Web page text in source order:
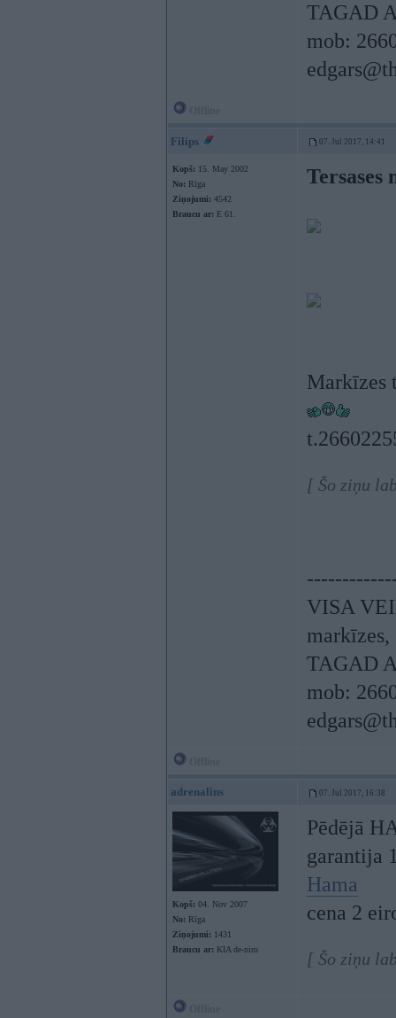
TAGAD
mob:
Filips 07. Jul 2017, 14:41
Kopš: 15. May 2002
No: Rīga
Ziņojumi: 4542
Braucu ar: E 61.
Tersases
Markīzes
[ Šo ziņu
VISA
TAGAD
mob:
adrenalins 07. Jul 2017, 16:38
Kopš: 04. Nov 2007
No: Rīga
Ziņojumi: 1431
Braucu ar: KIA de-niro
Pēdējā
garantija
Hama
cena 2
[ Šo ziņu